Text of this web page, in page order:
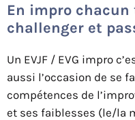
En impro chacun
challenger et
Un EVJF / EVG impro
aussi l’occasion de se
compétences de
et ses faiblesses (le/la